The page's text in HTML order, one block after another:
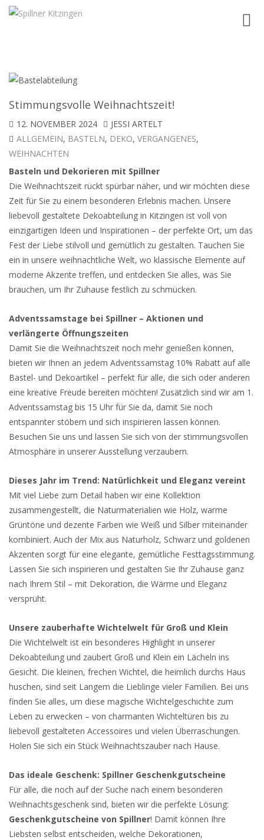
Stimmungsvolle Weihnachtszeit!
12. NOVEMBER 2024
JESSI ARTELT
ALLGEMEIN, BASTELN, DEKO, VERGANGENES,
WEIHNACHTEN
Basteln und Dekorieren mit Spillner
Die Weihnachtszeit rückt spürbar näher, und wir möchten diese
Zeit für Sie zu einem besonderen Erlebnis machen. Unsere
liebevoll gestaltete Dekoabteilung in Kitzingen ist voll von
einzigartigen Ideen und Inspirationen – der perfekte Ort, um das
Fest der Liebe stilvoll und gemütlich zu gestalten. Tauchen Sie
ein in unsere weihnachtliche Welt, wo klassische Elemente auf
moderne Akzente treffen, und entdecken Sie alles, was Sie
brauchen, um Ihr Zuhause festlich zu schmücken.
Adventssamstage bei Spillner – Aktionen und
verlängerte Öffnungszeiten
Damit Sie die Weihnachtszeit noch mehr genießen können,
bieten wir Ihnen an jedem Adventssamstag 10% Rabatt auf alle
Bastel- und Dekoartikel – perfekt für alle, die sich oder anderen
eine kreative Freude bereiten möchten! Zusätzlich sind wir am 1.
Adventssamstag bis 15 Uhr für Sie da, damit Sie noch
entspannter stöbern und sich inspirieren lassen können.
Besuchen Sie uns und lassen Sie sich von der stimmungsvollen
Atmosphäre in unserer Ausstellung verzaubern.
Dieses Jahr im Trend: Natürlichkeit und Eleganz vereint
Mit viel Liebe zum Detail haben wir eine Kollektion
zusammengestellt, die Naturmaterialien wie Holz, warme
Grüntöne und dezente Farben wie Weiß und Silber miteinander
kombiniert. Auch der Mix aus Naturholz, Schwarz und goldenen
Akzenten sorgt für eine elegante, gemütliche Festtagsstimmung.
Lassen Sie sich inspirieren und gestalten Sie Ihr Zuhause ganz
nach Ihrem Stil – mit Dekoration, die Wärme und Eleganz
versprüht.
Unsere zauberhafte Wichtelwelt für Groß und Klein
Die Wichtelwelt ist ein besonderes Highlight in unserer
Dekoabteilung und zaubert Groß und Klein ein Lächeln ins
Gesicht. Die kleinen, frechen Wichtel, die heimlich durchs Haus
huschen, sind seit Langem die Lieblinge vieler Familien. Bei uns
finden Sie alles, um diese magische Wichtelgeschichte zum
Leben zu erwecken – von charmanten Wichteltüren bis zu
liebevoll gestalteten Accessoires und vielen Überraschungen.
Holen Sie sich ein Stück Weihnachtszauber nach Hause.
Das ideale Geschenk: Spillner Geschenkgutscheine
Für alle, die noch auf der Suche nach einem besonderen
Weihnachtsgeschenk sind, bieten wir die perfekte Lösung:
Geschenkgutscheine von Spillner! Damit können Ihre
Liebsten selbst entscheiden, welche Dekorationen,